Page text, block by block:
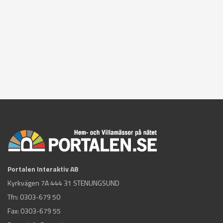
Portalen Interaktiv AB
Kyrkvägen 7A 444 31 STENUNGSUND
Tfn: 0303-679 50
Fax: 0303-679 55